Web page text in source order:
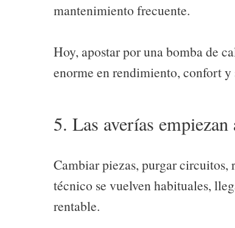
mantenimiento frecuente.
Hoy, apostar por una bomba de
enorme en rendimiento, confort
5. Las averías empiezan
Cambiar piezas, purgar
técnico se vuelven habituales,
rentable.